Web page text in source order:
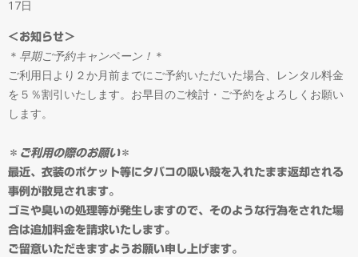
＆
オ
ー
ダ
ー
17日
＜お知らせ＞
＊ 早期ご予約キャンペーン！ ＊
ご利用日より２か月前までにご予約いただいた場合、レンタル料金
を５％割引いたします。お早目のご検討・ご予約をよろしくお願い
します。
＊ ご利用の際のお願い＊
最近、衣装のポケット等にタバコの吸い殻を入れたまま返却される
事例が散見されます。
ゴミや臭いの処理等が発生しますので、そのような行為をされた場
合は追加料金を請求いたします。
ご留意いただきますようお願い申し上げます。